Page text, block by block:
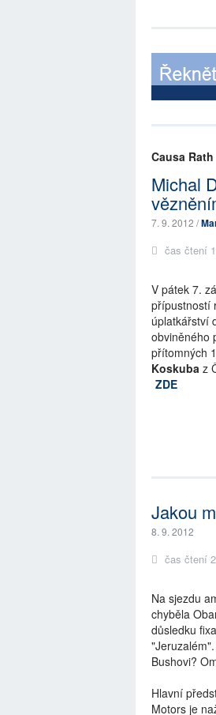
Causa Rath
Michal
7. 9. 2012 /
čas čtení
V pátek 7.
přípustností
úplatkářství
obviněného
přítomných
Koskuba z
ZDE
Jakou
8. 9. 2012
čas čtení
Na sjezdu
chyběla
důsledku
Bushovi?
Hlavní
Motors je